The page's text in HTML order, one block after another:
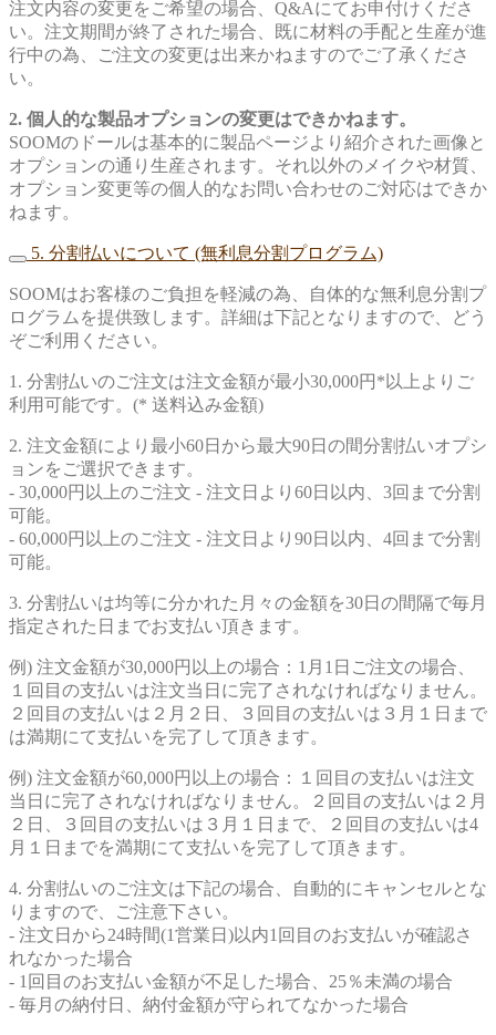
注文内容の変更をご希望の場合、Q&Aにてお申付けくださ
い。注文期間が終了された場合、既に材料の手配と生産が進
行中の為、ご注文の変更は出来かねますのでご了承くださ
い。
2. 個人的な製品オプションの変更はできかねます。
SOOMのドールは基本的に製品ページより紹介された画像と
オプションの通り生産されます。それ以外のメイクや材質、
オプション変更等の個人的なお問い合わせのご対応はできか
ねます。
5. 分割払いについて (無利息分割プログラム)
SOOMはお客様のご負担を軽減の為、自体的な無利息分割プ
ログラムを提供致します。詳細は下記となりますので、どう
ぞご利用ください。
1. 分割払いのご注文は注文金額が最小30,000円*以上よりご
利用可能です。(* 送料込み金額)
2. 注文金額により最小60日から最大90日の間分割払いオプシ
ョンをご選択できます。
- 30,000円以上のご注文 - 注文日より60日以内、3回まで分割
可能。
- 60,000円以上のご注文 - 注文日より90日以内、4回まで分割
可能。
3. 分割払いは均等に分かれた月々の金額を30日の間隔で毎月
指定された日までお支払い頂きます。
例) 注文金額が30,000円以上の場合：1月1日ご注文の場合、
１回目の支払いは注文当日に完了されなければなりません。
２回目の支払いは２月２日、３回目の支払いは３月１日まで
は満期にて支払いを完了して頂きます。
例) 注文金額が60,000円以上の場合：１回目の支払いは注文
当日に完了されなければなりません。２回目の支払いは２月
２日、３回目の支払いは３月１日まで、２回目の支払いは4
月１日までを満期にて支払いを完了して頂きます。
4. 分割払いのご注文は下記の場合、自動的にキャンセルとな
りますので、ご注意下さい。
- 注文日から24時間(1営業日)以内1回目のお支払いが確認さ
れなかった場合
- 1回目のお支払い金額が不足した場合、25％未満の場合
- 毎月の納付日、納付金額が守られてなかった場合